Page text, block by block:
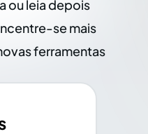
ou leia depois
se mais
ferramentas